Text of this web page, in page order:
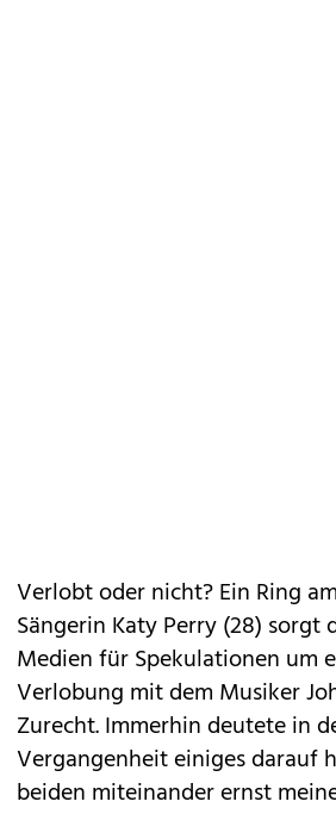
Verlobt oder nicht? Ein Ring
Sängerin Katy Perry(28) sorgt
Medien für Spekulationen um
Verlobung mit dem Musiker
Zurecht. Immerhin deutete in
Vergangenheit einiges darauf
beiden miteinander ernst